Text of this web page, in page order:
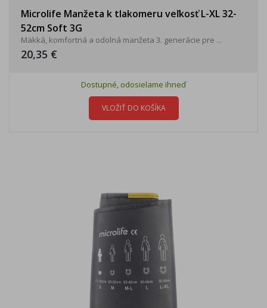
Microlife Manžeta k tlakomeru veľkosť L-XL 32-
52cm Soft 3G
Mäkká, komfortná a odolná manžeta 3. generácie pre ...
20,35 €
Dostupné, odosielame ihneď
VLOŽIŤ DO KOŠÍKA